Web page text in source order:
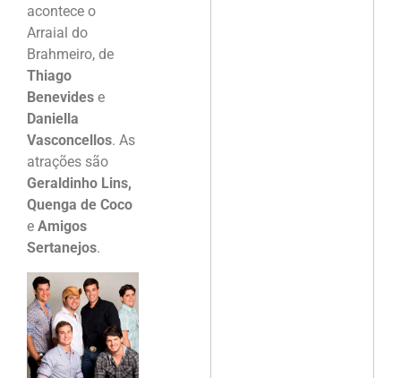
acontece o
Arraial do
Brahmeiro, de
Thiago
Benevides e
Daniella
Vasconcellos. As
atrações são
Geraldinho Lins,
Quenga de Coco
e Amigos
Sertanejos.